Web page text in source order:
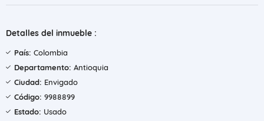
Detalles del inmueble :
País: Colombia
Departamento: Antioquia
Ciudad: Envigado
Código: 9988899
Estado: Usado